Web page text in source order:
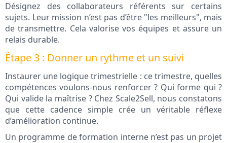
Désignez des collaborateurs référents sur certains
sujets. Leur mission n’est pas d’être "les meilleurs", mais
de transmettre. Cela valorise vos équipes et assure un
relais durable.
Étape 3 : Donner un rythme et un suivi
Instaurer une logique trimestrielle : ce trimestre, quelles
compétences voulons-nous renforcer ? Qui forme qui ?
Qui valide la maîtrise ? Chez Scale2Sell, nous constatons
que cette cadence simple crée un véritable réflexe
d’amélioration continue.
Un programme de formation interne n’est pas un projet